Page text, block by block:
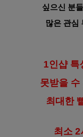
싶으신 분
많은 관심
1인샵 특
못받을 수
최대한
최소 2